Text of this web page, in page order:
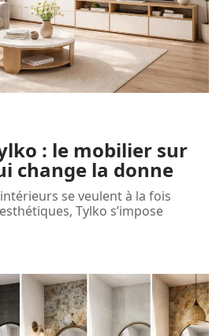
: le mobilier sur
change la donne
se veulent à la fois
Tylko s’impose